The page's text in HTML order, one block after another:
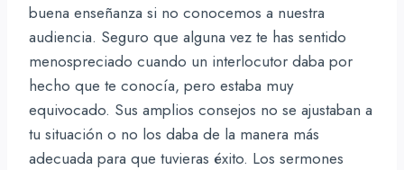
buena enseñanza si no conocemos a nuestra
audiencia. Seguro que alguna vez te has sentido
menospreciado cuando un interlocutor daba por
hecho que te conocía, pero estaba muy
equivocado. Sus amplios consejos no se ajustaban a
tu situación o no los daba de la manera más
adecuada para que tuvieras éxito. Los sermones